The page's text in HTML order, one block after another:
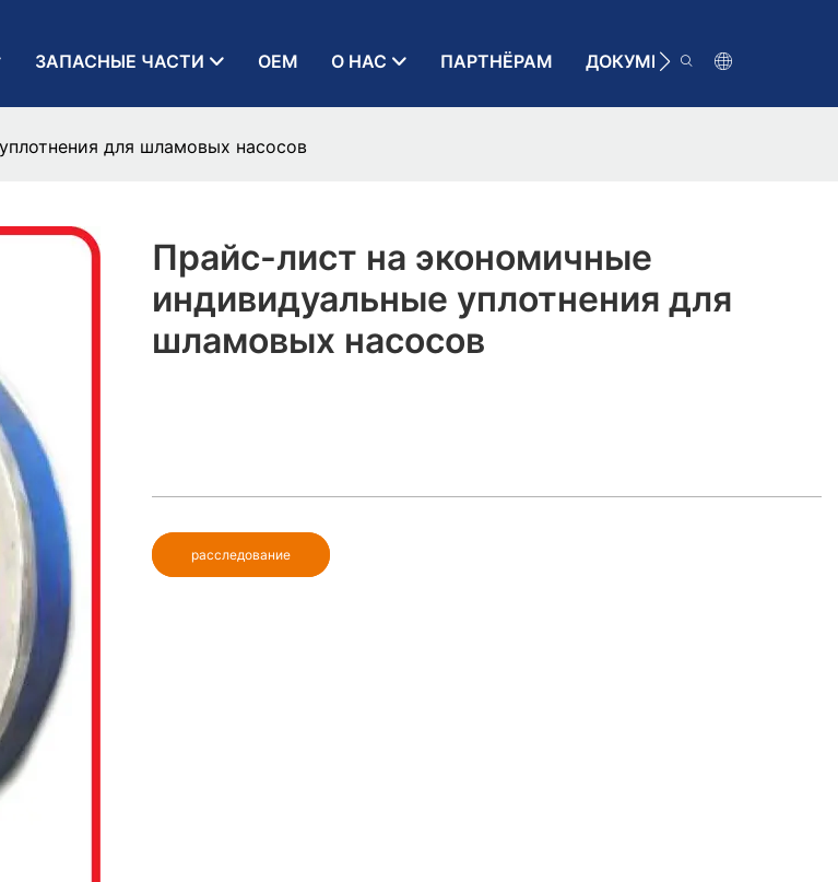
ЗАПАСНЫЕ ЧАСТИ OEM О НАС ПАРТНЁРАМ ДОКУМЕНТАЦИЯ
для шламовых насосов
Прайс-лист на экономичные
индивидуальные уплотнения для
шламовых насосов
расследование